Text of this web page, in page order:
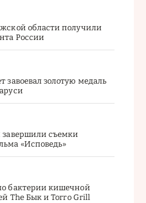
области получили
России
завоевал золотую медаль
завершили съемки
«Исповедь»
бактерии кишечной
The Бык и Torro Grill